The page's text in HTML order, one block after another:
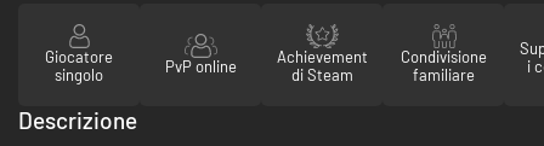
Giocatore
singolo
PvP online
Achievement
di Steam
Condivisione
familiare
i
Descrizione